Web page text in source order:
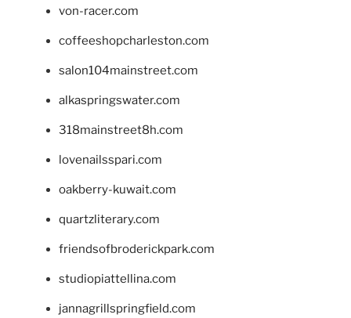
von-racer.com
coffeeshopcharleston.com
salon104mainstreet.com
alkaspringswater.com
318mainstreet8h.com
lovenailsspari.com
oakberry-kuwait.com
quartzliterary.com
friendsofbroderickpark.com
studiopiattellina.com
jannagrillspringfield.com